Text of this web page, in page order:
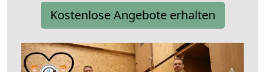
Kostenlose Angebote erhalten